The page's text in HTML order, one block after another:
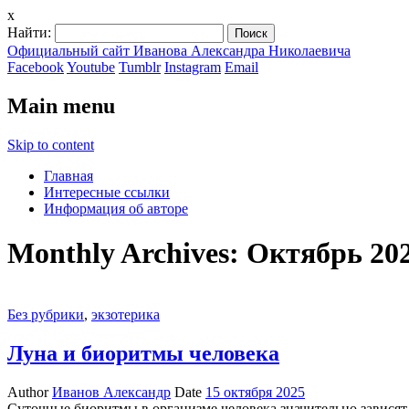
x
Найти:
Официальный сайт Иванова Александра Николаевича
FacebookYoutube Tumblr Instagram Email
Main menu
Skip to content
Главная
Интересные ссылки
Информация об авторе
Monthly Archives: Октябрь
Без рубрики, экзотерика
Луна и биоритмы человека
AuthorИванов Александр Date 15 октября 2025